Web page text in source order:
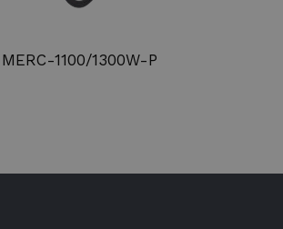
MERC-1100/1300W-P